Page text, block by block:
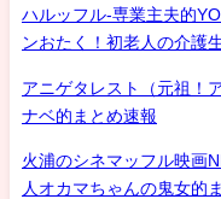
ハルッフル-専業主夫的
ンおたく！初老人の介護
アニゲタレスト（元祖！
ナベ的まとめ速報
火浦のシネマッフル映画
人オカマちゃんの鬼女的